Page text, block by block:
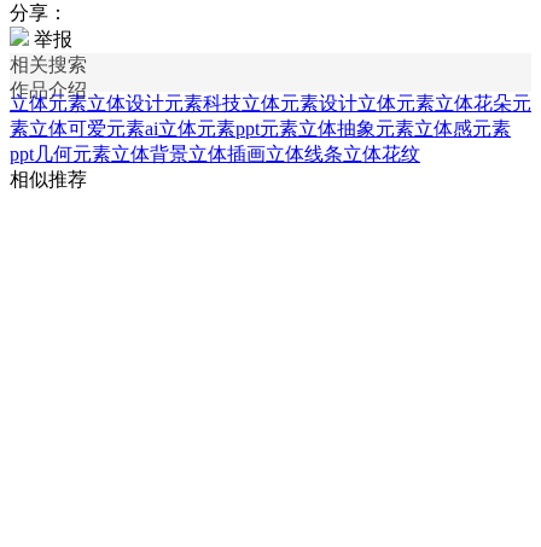
分享：
举报
相关搜索
作品介绍
立体元素立体设计元素科技立体元素设计立体元素立体花朵元
素立体可爱元素ai立体元素ppt元素立体抽象元素立体感元素
ppt几何元素立体背景立体插画立体线条立体花纹
相似推荐